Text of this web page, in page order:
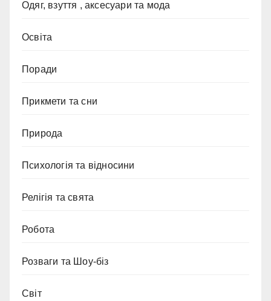
Одяг, взуття , аксесуари та мода
Освіта
Поради
Прикмети та сни
Природа
Психологія та відносини
Релігія та свята
Робота
Розваги та Шоу-біз
Світ